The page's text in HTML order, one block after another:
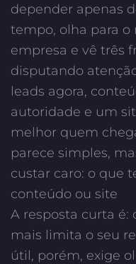
depender apenas
tempo, olha para
empresa e vê três
disputando
leads agora,
autoridade e um
melhor quem
parece simples,
custar caro: o que
conteúdo ou site
A resposta curta
mais limita o seu
útil, porém, exige